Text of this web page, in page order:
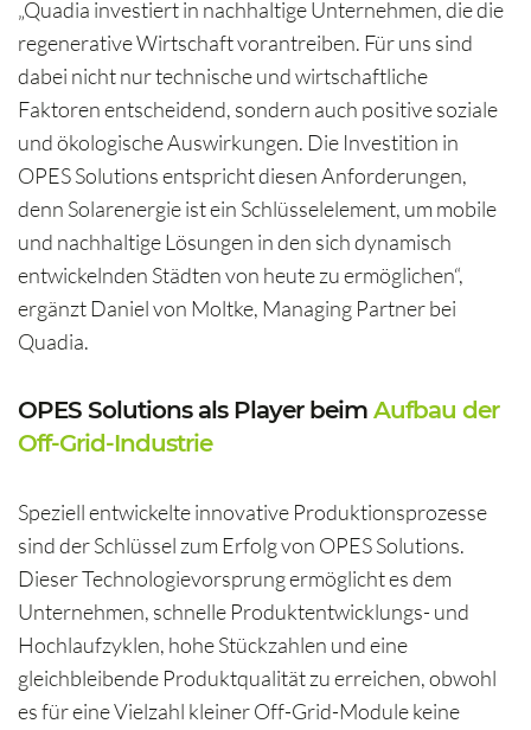
„Quadia investiert in nachhaltige Unternehmen, die die
regenerative Wirtschaft vorantreiben. Für uns sind
dabei nicht nur technische und wirtschaftliche
Faktoren entscheidend, sondern auch positive soziale
und ökologische Auswirkungen. Die Investition in
OPES Solutions entspricht diesen Anforderungen,
denn Solarenergie ist ein Schlüsselelement, um mobile
und nachhaltige Lösungen in den sich dynamisch
entwickelnden Städten von heute zu ermöglichen“,
ergänzt Daniel von Moltke, Managing Partner bei
Quadia.
OPES Solutions als Player beim Aufbau der
Off-Grid-Industrie
Speziell entwickelte innovative Produktionsprozesse
sind der Schlüssel zum Erfolg von OPES Solutions.
Dieser Technologievorsprung ermöglicht es dem
Unternehmen, schnelle Produktentwicklungs- und
Hochlaufzyklen, hohe Stückzahlen und eine
gleichbleibende Produktqualität zu erreichen, obwohl
es für eine Vielzahl kleiner Off-Grid-Module keine